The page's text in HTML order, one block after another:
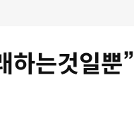
하는것일뿐”